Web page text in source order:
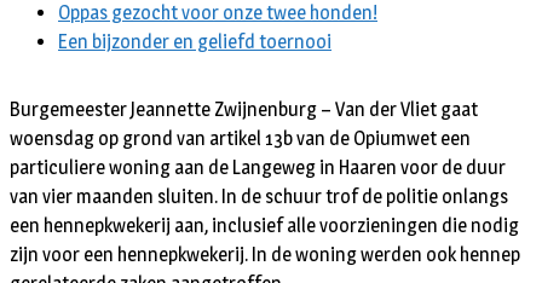
Oppas gezocht voor onze twee honden!
Een bijzonder en geliefd toernooi
Burgemeester Jeannette Zwijnenburg – Van der Vliet gaat
woensdag op grond van artikel 13b van de Opiumwet een
particuliere woning aan de Langeweg in Haaren voor de duur
van vier maanden sluiten. In de schuur trof de politie onlangs
een hennepkwekerij aan, inclusief alle voorzieningen die nodig
zijn voor een hennepkwekerij. In de woning werden ook hennep